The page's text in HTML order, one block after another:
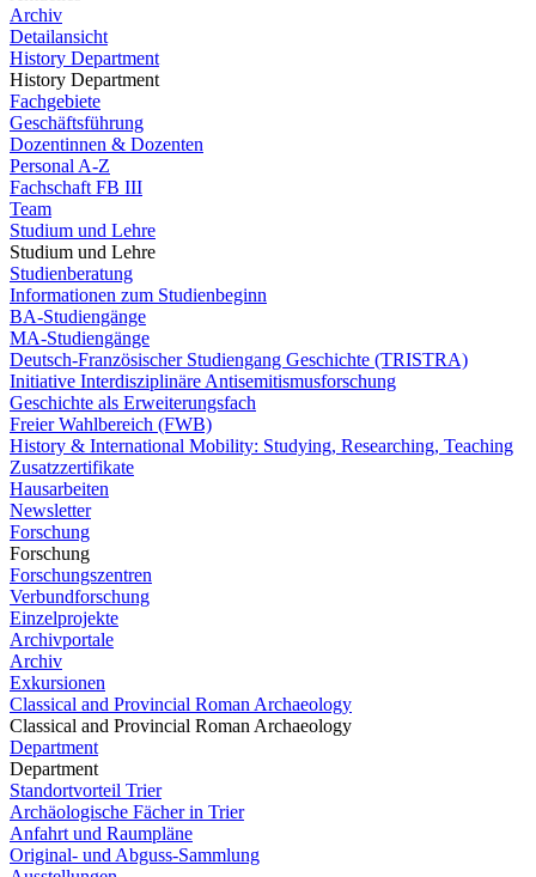
Archiv
Detailansicht
History Department
History Department
Fachgebiete
Geschäftsführung
Dozentinnen & Dozenten
Personal A-Z
Fachschaft FB III
Team
Studium und Lehre
Studium und Lehre
Studienberatung
Informationen zum Studienbeginn
BA-Studiengänge
MA-Studiengänge
Deutsch-Französischer Studiengang Geschichte (TRISTRA)
Initiative Interdisziplinäre Antisemitismusforschung
Geschichte als Erweiterungsfach
Freier Wahlbereich (FWB)
History & International Mobility: Studying, Researching, Teaching
Zusatzzertifikate
Hausarbeiten
Newsletter
Forschung
Forschung
Forschungszentren
Verbundforschung
Einzelprojekte
Archivportale
Archiv
Exkursionen
Classical and Provincial Roman Archaeology
Classical and Provincial Roman Archaeology
Department
Department
Standortvorteil Trier
Archäologische Fächer in Trier
Anfahrt und Raumpläne
Original- und Abguss-Sammlung